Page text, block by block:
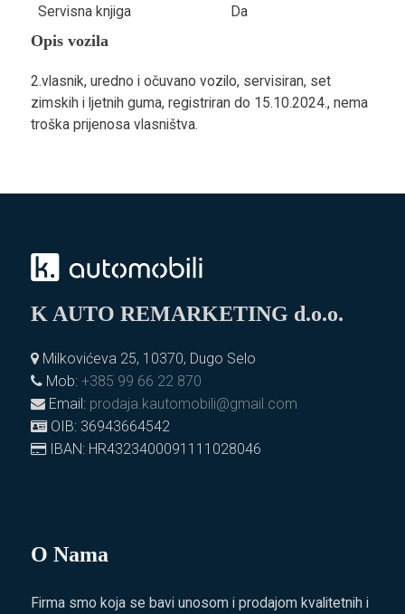
Servisna knjiga Da
Opis vozila
2.vlasnik, uredno i očuvano vozilo, servisiran, set
zimskih i ljetnih guma, registriran do 15.10.2024., nema
troška prijenosa vlasništva.
K AUTO REMARKETING d.o.o.
Milkovićeva 25, 10370, Dugo Selo
Mob: +385 99 66 22 870
Email: prodaja.kautomobili@gmail.com
OIB: 36943664542
IBAN: HR4323400091111028046
O Nama
Firma smo koja se bavi unosom i prodajom kvalitetnih i